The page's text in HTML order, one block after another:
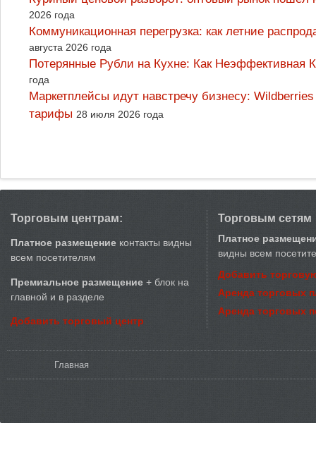
2026 года
Коммуникационная перегрузка: как летние
августа 2026 года
Потерянные Рубли на Кухне: Как
года
Маркетплейсы идут навстречу бизнесу:
тарифы 28 июля 2026 года
Торговым центрам:
Платное размещение контакты видны
всем посетителям
Премиальное размещение + блок на
главной и в разделе
Добавить торговый центр
Торговым сетям
Платное
видны всем
Добавить
Аренда торговых
Аренда торговых
Главная